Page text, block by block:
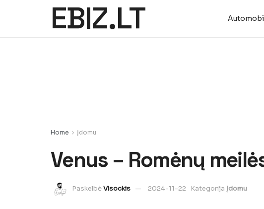
EBIZ.LT
Home Įdomu
Venus – Romėnų
PaskelbėVisockis 2024-11-22 Kategorija Įdomu